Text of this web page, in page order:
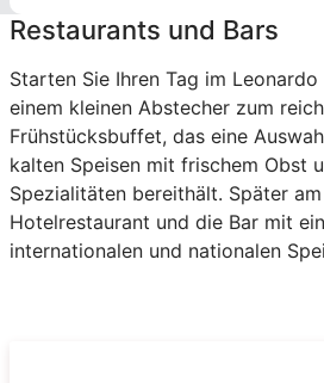
Restaurants und Bars
Starten Sie Ihren Tag im
einem kleinen Abstecher zum
Frühstücksbuffet, das eine
kalten Speisen mit frischem Obst
Spezialitäten bereithält. Später
Hotelrestaurant und die Bar mit
internationalen und nationalen